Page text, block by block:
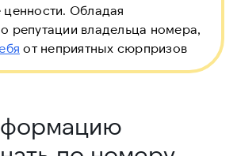
Обладая
репутации владельца номера,
от неприятных сюрпризов